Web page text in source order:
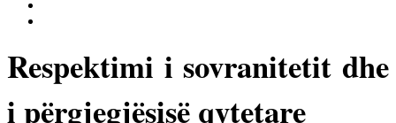
Respektimi i sovranitetit dhe
i përgjegjësisë qytetare